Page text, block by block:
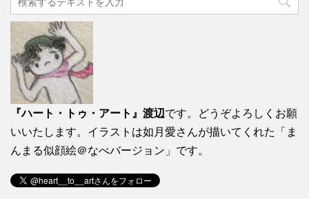
『ハート・トゥ・アート』渡辺です。どうぞよろしくお願
いいたします。イラストは如月愛さんが描いてくれた「ま
んまる似顔絵＠なべバージョン」です。